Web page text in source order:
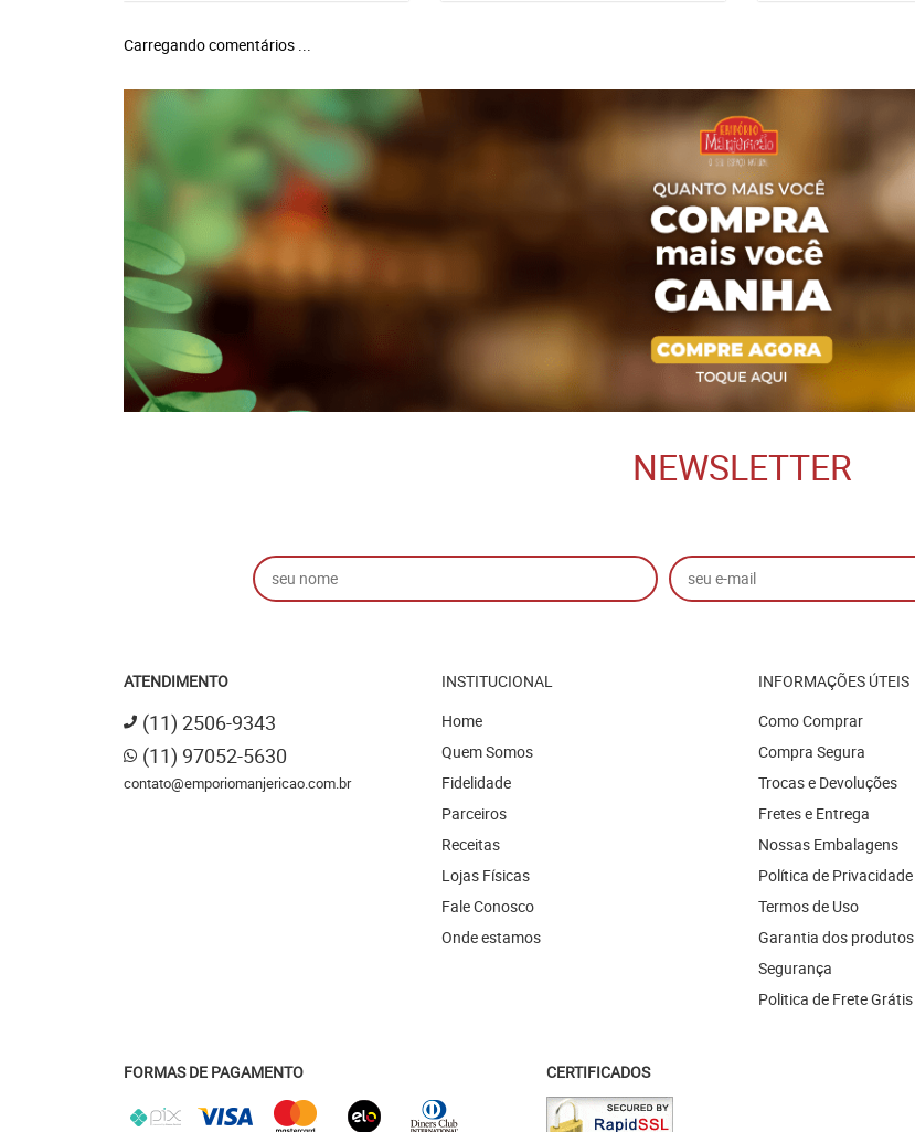
Carregando comentários ...
NEWSLETTER
ATENDIMENTO
(11) 2506-9343
(11) 97052-5630
contato@emporiomanjericao.com.br
INSTITUCIONAL
Home
Quem Somos
Fidelidade
Parceiros
Receitas
Lojas Físicas
Fale Conosco
Onde estamos
INFORMAÇÕES ÚTEIS
Como Comprar
Compra Segura
Trocas e Devoluções
Fretes e Entrega
Nossas Embalagens
Política de Privacidade
Termos de Uso
Garantia dos produtos
Segurança
Politica de Frete Grátis
FORMAS DE PAGAMENTO CERTIFICADOS